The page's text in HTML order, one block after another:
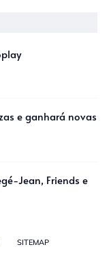
e ganhará novas
Jean, Friends e
SITEMAP